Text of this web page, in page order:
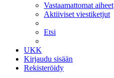
Vastaamattomat aiheet
Aktiiviset viestiketjut
Etsi
UKK
Kirjaudu sisään
Rekisteröidy